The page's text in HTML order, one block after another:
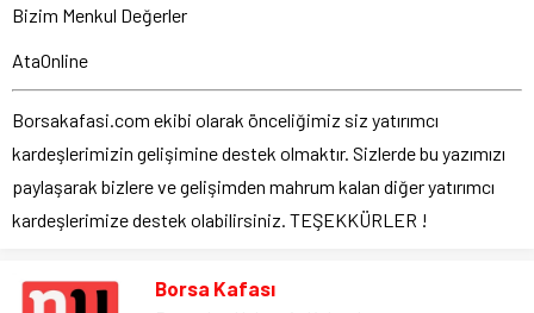
Bizim Menkul Değerler
AtaOnline
Borsakafasi.com ekibi olarak önceliğimiz siz yatırımcı
kardeşlerimizin gelişimine destek olmaktır. Sizlerde bu yazımızı
paylaşarak bizlere ve gelişimden mahrum kalan diğer yatırımcı
kardeşlerimize destek olabilirsiniz. TEŞEKKÜRLER !
Borsa Kafası